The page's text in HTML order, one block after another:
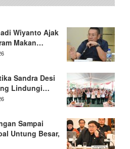
Wiyanto Ajak
Makan…
Sandra Desi
Lindungi…
Sampai
Untung Besar,